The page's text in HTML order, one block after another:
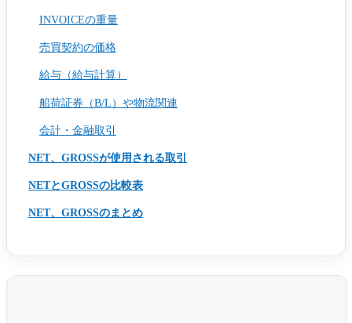
INVOICEの重量
売買契約の価格
給与（給与計算）
船荷証券（B/L）や物流関連
会計・金融取引
NET、GROSSが使用される取引
NETとGROSSの比較表
NET、GROSSのまとめ